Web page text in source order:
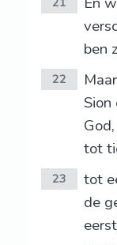
ben
22
tot
23
tot
de